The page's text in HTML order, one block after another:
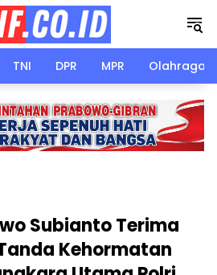
TNI DPR MPR Olahraga
Subianto Terima
Kehormatan